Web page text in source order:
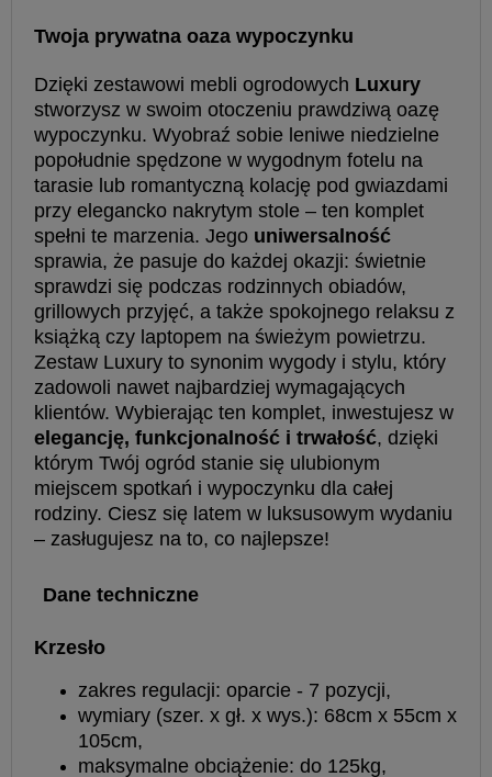
Twoja prywatna oaza wypoczynku
Dzięki zestawowi mebli ogrodowych Luxury
stworzysz w swoim otoczeniu prawdziwą oazę
wypoczynku. Wyobraź sobie leniwe niedzielne
popołudnie spędzone w wygodnym fotelu na
tarasie lub romantyczną kolację pod gwiazdami
przy elegancko nakrytym stole – ten komplet
spełni te marzenia. Jego uniwersalność
sprawia, że pasuje do każdej okazji: świetnie
sprawdzi się podczas rodzinnych obiadów,
grillowych przyjęć, a także spokojnego relaksu z
książką czy laptopem na świeżym powietrzu.
Zestaw Luxury to synonim wygody i stylu, który
zadowoli nawet najbardziej wymagających
klientów. Wybierając ten komplet, inwestujesz w
elegancję, funkcjonalność i trwałość, dzięki
którym Twój ogród stanie się ulubionym
miejscem spotkań i wypoczynku dla całej
rodziny. Ciesz się latem w luksusowym wydaniu
– zasługujesz na to, co najlepsze!
Dane techniczne
Krzesło
zakres regulacji: oparcie - 7 pozycji,
wymiary (szer. x gł. x wys.): 68cm x 55cm x
105cm,
maksymalne obciążenie: do 125kg,